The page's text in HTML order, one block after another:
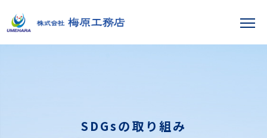
SDGsの取り組み